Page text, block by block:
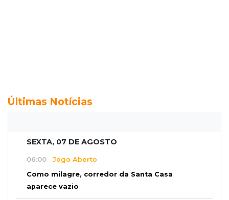
Últimas Notícias
SEXTA, 07 DE AGOSTO
06:00 Jogo Aberto
Como milagre, corredor da Santa Casa
aparece vazio